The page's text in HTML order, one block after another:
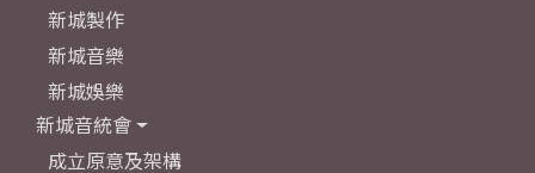
新城製作
新城音樂
新城娛樂
新城音統會
成立原意及架構